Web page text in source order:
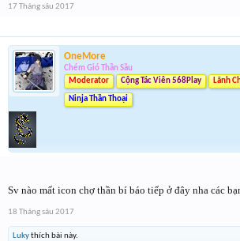
17 Tháng sáu 2017
OneMore
Chém Gió Thần Sầu
Moderator
Cộng Tác Viên 568Play Lãnh
Ninja Thần Thoại
Sv nào mất icon chợ thần bí báo tiếp ở đây nha các
18 Tháng sáu 2017
Lukythích bài này.